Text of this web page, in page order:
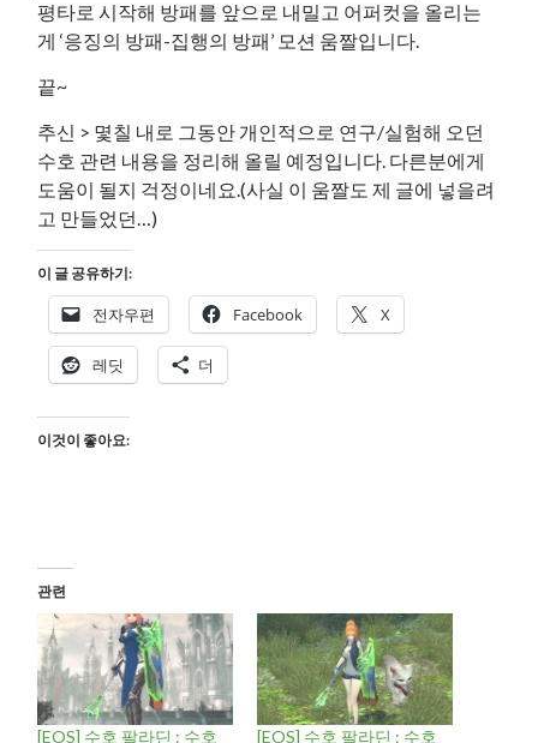
평타로 시작해 방패를 앞으로 내밀고 어퍼컷을 올리는
게 ‘응징의 방패-집행의 방패’ 모션 움짤입니다.
끝~
추신 > 몇칠 내로 그동안 개인적으로 연구/실험해 오던
수호 관련 내용을 정리해 올릴 예정입니다. 다른분에게
도움이 될지 걱정이네요.(사실 이 움짤도 제 글에 넣을려
고 만들었던…)
이 글 공유하기:
전자우편 Facebook X
레딧 더
이것이 좋아요:
관련
[EOS] 수호 팔라딘 : 수호
[EOS] 수호 팔라딘 : 수호